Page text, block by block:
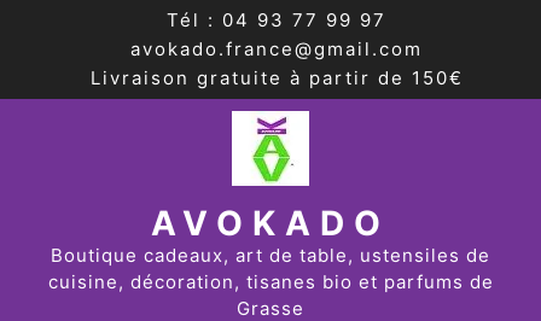
Tél : 04 93 77 99 97
avokado.france@gmail.com
Livraison gratuite à partir de 150€
AVOKADO
Boutique cadeaux, art de table, ustensiles de
cuisine, décoration, tisanes bio et parfums de
Grasse